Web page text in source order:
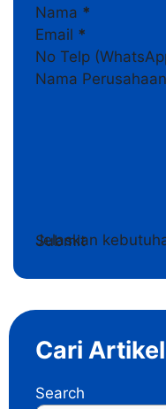
Nama *
Email *
No Telp
Nama Perusahaan
Jelaskan
Submit
Cari Artikel
Search